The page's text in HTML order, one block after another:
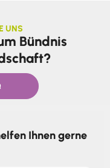
UNS
Bündnis
Ihnen gerne